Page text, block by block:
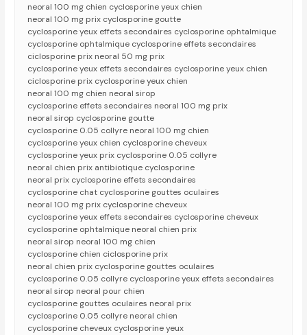
neoral 100 mg chien cyclosporine yeux chien
neoral 100 mg prix cyclosporine goutte
cyclosporine yeux effets secondaires cyclosporine ophtalmique
cyclosporine ophtalmique cyclosporine effets secondaires
ciclosporine prix neoral 50 mg prix
cyclosporine yeux effets secondaires cyclosporine yeux chien
ciclosporine prix cyclosporine yeux chien
neoral 100 mg chien neoral sirop
cyclosporine effets secondaires neoral 100 mg prix
neoral sirop cyclosporine goutte
cyclosporine 0.05 collyre neoral 100 mg chien
cyclosporine yeux chien cyclosporine cheveux
cyclosporine yeux prix cyclosporine 0.05 collyre
neoral chien prix antibiotique cyclosporine
neoral prix cyclosporine effets secondaires
cyclosporine chat cyclosporine gouttes oculaires
neoral 100 mg prix cyclosporine cheveux
cyclosporine yeux effets secondaires cyclosporine cheveux
cyclosporine ophtalmique neoral chien prix
neoral sirop neoral 100 mg chien
cyclosporine chien ciclosporine prix
neoral chien prix cyclosporine gouttes oculaires
cyclosporine 0.05 collyre cyclosporine yeux effets secondaires
neoral sirop neoral pour chien
cyclosporine gouttes oculaires neoral prix
cyclosporine 0.05 collyre neoral chien
cyclosporine cheveux cyclosporine yeux